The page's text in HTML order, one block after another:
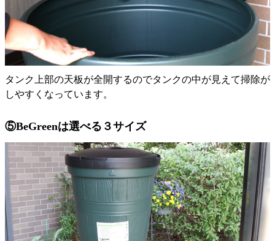
タンク上部の天板が全開するのでタンクの中が見えて掃除が
しやすくなっています。
⑤BeGreenは選べる３サイズ